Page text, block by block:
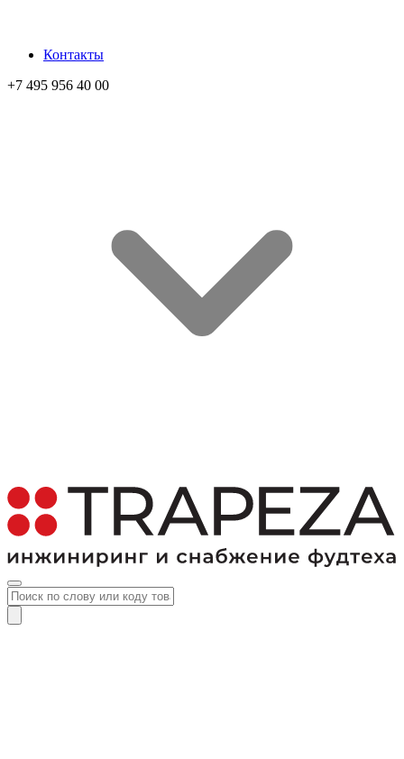
Контакты
+7 495 956 40 00